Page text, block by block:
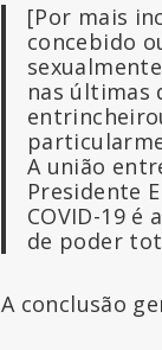
[Por mais
concebido
nas últimas
A união
Presidente
COVID-19 é
de poder
A conclusão